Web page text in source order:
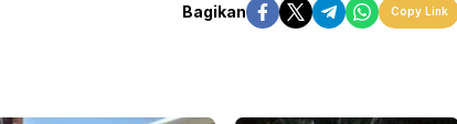
Bagikan Copy Link